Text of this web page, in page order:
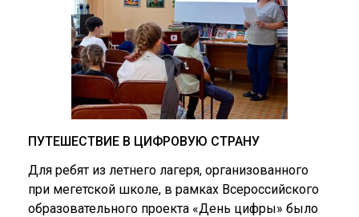
ПУТЕШЕСТВИЕ В ЦИФРОВУЮ СТРАНУ
Для ребят из летнего лагеря, организованного
при мегетской школе, в рамках Всероссийского
образовательного проекта «День цифры» было